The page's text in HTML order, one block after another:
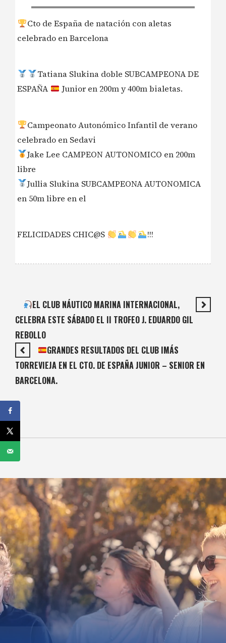
Cto de España de natación con aletas
celebrado en Barcelona
Tatiana Slukina doble SUBCAMPEONA DE
ESPAÑA
Junior en 200m y 400m bialetas.
Campeonato Autonómico Infantil de verano
celebrado en Sedavi
Jake Lee CAMPEON AUTONOMICO en 200m
libre
Jullia Slukina SUBCAMPEONA AUTONOMICA
en 50m libre en el
FELICIDADES CHIC@S !!!
EL CLUB NÁUTICO MARINA INTERNACIONAL,
CELEBRA ESTE SÁBADO EL II TROFEO J. EDUARDO GIL
REBOLLO
GRANDES RESULTADOS DEL CLUB IMÁS
TORREVIEJA EN EL CTO. DE ESPAÑA JUNIOR – SENIOR EN
BARCELONA.